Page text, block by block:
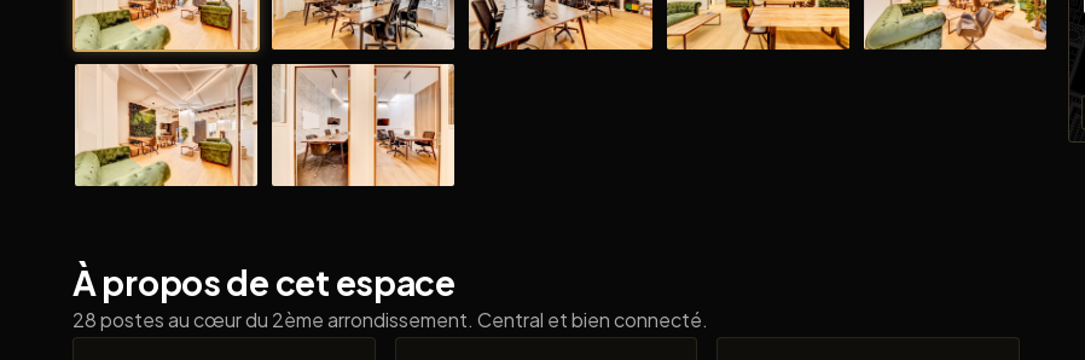
À propos de cet espace
28 postes au cœur du 2ème arrondissement. Central et bien connecté.